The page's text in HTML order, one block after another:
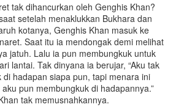
tak dihancurkan oleh Genghis Khan?
setelah menaklukkan Bukhara dan
kotanya, Genghis Khan masuk ke
Saat itu ia mendongak demi melihat
jatuh. Lalu ia pun membungkuk untuk
lantai. Tak dinyana ia berujar, “Aku tak
hadapan siapa pun, tapi menara ini
pun membungkuk di hadapannya.”
tak memusnahkannya.